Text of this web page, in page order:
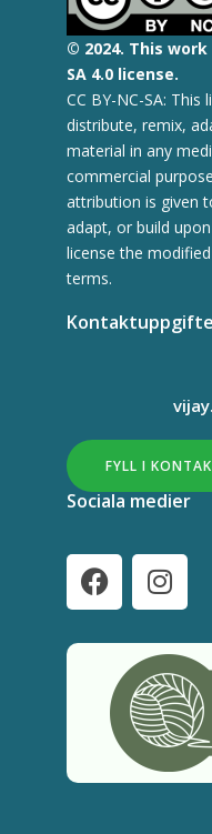
© 2024. This work
SA 4.0 license.
CC BY-NC-SA:
distribute, remix,
material in any
commercial
attribution is given
adapt, or build
license the
terms.
FYLL I
Sociala medier